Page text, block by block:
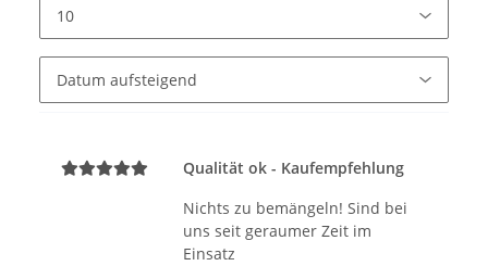
Qualität ok - Kaufempfehlung
Nichts zu bemängeln! Sind bei
uns seit geraumer Zeit im
Einsatz